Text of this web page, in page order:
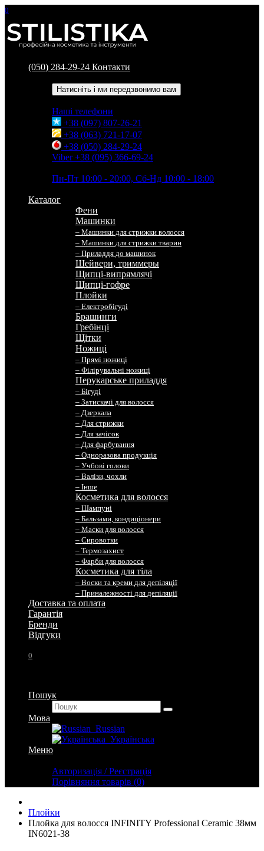
0
(050) 284-29-24 Контакти
Натисніть і ми передзвонимо вам
Наші телефони
+38 (097) 807-26-21
+38 (063) 721-17-07
+38 (050) 284-29-24
Viber +38 (095) 366-69-24
Пн-Пт 10:00 - 20:00, Сб-Нд 10:00 - 18:00
Каталог
Фени
Машинки
– Машинки для стрижки волосся
– Машинки для стрижки тварин
– Приладдя до машинок
Шейвери, триммеры
Щипці-випрямлячі
Щипці-гофре
Плойки
– Електробігуді
Брашинги
Гребінці
Щітки
Ножиці
– Прямі ножиці
– Філірувальні ножиці
Перукарське приладдя
– Бігуді
– Затискачі для волосся
– Дзеркала
– Для стрижки
– Для зачісок
– Для фарбування
– Одноразова продукція
– Учбові голови
– Валізи, чохли
– Інше
Косметика для волосся
– Шампуні
– Бальзами, кондиціонери
– Маски для волосся
– Сировотки
– Термозахист
– Фарби для волосся
Косметика для тіла
– Воски та креми для депіляції
– Приналежності для депіляції
Доставка та оплата
Гарантія
Бренди
Вiдгуки
0
Пошук
Мова
Russian
Українська
Меню
Авторизація / Реєстрація
Порівняння товарів (0)
Плойки
Плойка для волосся INFINITY Professional Ceramic 38мм
IN6021-38